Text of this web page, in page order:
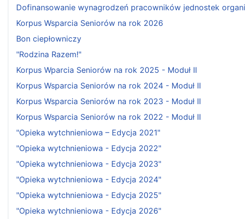
Dofinansowanie wynagrodzeń pracowników jednostek
Korpus Wsparcia Seniorów na rok 2026
Bon ciepłowniczy
"Rodzina Razem!"
Korpus Wparcia Seniorów na rok 2025 - Moduł II
Korpus Wsparcia Seniorów na rok 2024 - Moduł II
Korpus Wsparcia Seniorów na rok 2023 - Moduł II
Korpus Wsparcia Seniorów na rok 2022 - Moduł II
"Opieka wytchnieniowa – Edycja 2021"
"Opieka wytchnieniowa - Edycja 2022"
"Opieka wytchnieniowa - Edycja 2023"
"Opieka wytchnieniowa - Edycja 2024"
"Opieka wytchnieniowa - Edycja 2025"
"Opieka wytchnieniowa - Edycja 2026"